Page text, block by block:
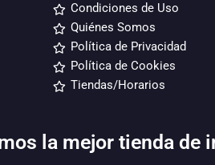
Condiciones de Uso
Quiénes Somos
Política de Privacidad
Política de Cookies
Tiendas/Horarios
la mejor tienda de